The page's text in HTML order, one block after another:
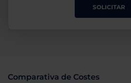
SOLICITAR
Comparativa de Costes